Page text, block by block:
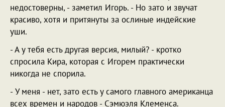
недостоверны, - заметил Игорь. - Но зато и звучат
красиво, хотя и притянуты за ослиные индейские
уши.
- А у тебя есть другая версия, милый? - кротко
спросила Кира, которая с Игорем практически
никогда не спорила.
- У меня - нет, зато есть у самого главного американца
всех времен и народов - Сэмюэля Клеменса.